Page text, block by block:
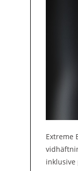
Extreme
inklusive